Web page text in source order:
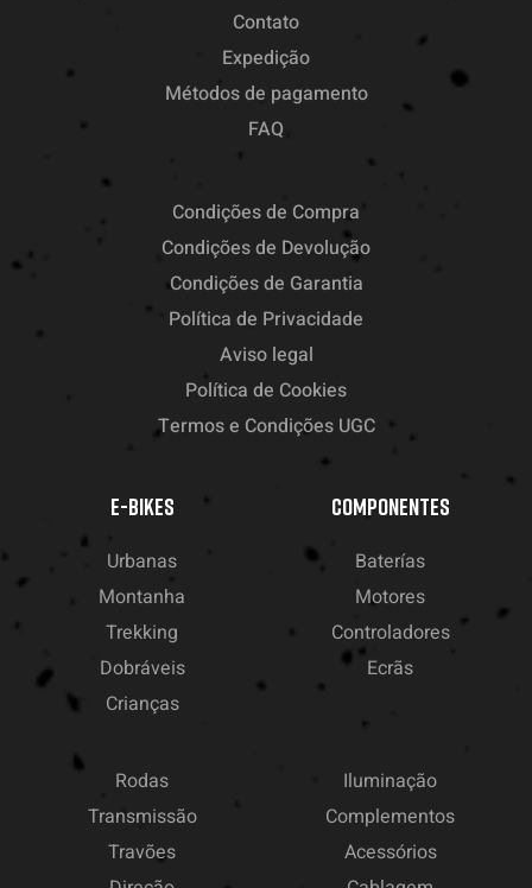
Contato
Expedição
Métodos de pagamento
FAQ
Condições de Compra
Condições de Devolução
Condições de Garantia
Política de Privacidade
Aviso legal
Política de Cookies
Termos e Condições UGC
E-BIKES
Urbanas
Montanha
Trekking
Dobráveis
Crianças
COMPONENTES
Baterías
Motores
Controladores
Ecrãs
Rodas
Transmissão
Travões
Iluminação
Complementos
Acessórios